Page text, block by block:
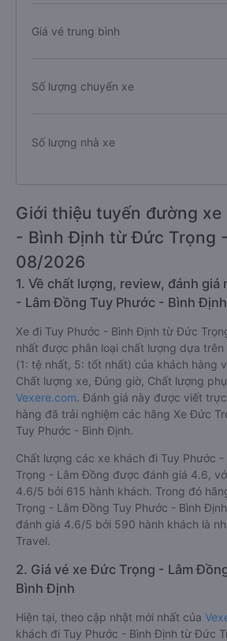
Giá vé trung bình
Số lượng chuyến xe
Số lượng nhà xe
Giới thiệu tuyến đường xe
- Bình Định từ Đức Trọng
08/2026
1. Về chất lượng, review, đánh giá
- Lâm Đồng Tuy Phước - Bình Định
Xe đi Tuy Phước - Bình Định từ Đức
nhất được phân loại chất lượng dựa
(1: tệ nhất, 5: tốt nhất) của khách hàng
Chất lượng xe, Đúng giờ, Chất lượng
Vexere.com. Đánh giá này được viết
hàng đã trải nghiệm các hãng Xe Đức
Tuy Phước - Bình Định.
Chất lượng các xe khách đi Tuy Phước
Trọng - Lâm Đồng được đánh giá 4.6,
4.6/5 bởi 615 hành khách. Trong đó
Trọng - Lâm Đồng Tuy Phước - Bình
đánh giá 4.6/5 bởi 590 hành khách là
Travel.
2. Giá vé xe Đức Trọng - Lâm
Bình Định
Hiện tại, theo cập nhật mới nhất của
khách đi Tuy Phước - Bình Định từ Đức